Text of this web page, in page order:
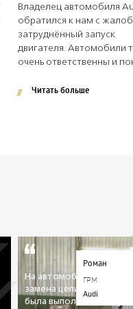
Владелец автомобиля
обратился к нам с
затруднённый запуск
двигателя. Автомобили
очень ответственны и
Читать больше
Роман
ГРМ
Audi
На автомобиле была
замена цепи ГРМ.
была выполнена в